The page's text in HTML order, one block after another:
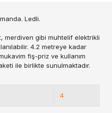
Ledli.
merdiven gibi muhtelif elektrikli
4.2 metreye kadar
fiş-priz ve kullanım
ile birlikte sunulmaktadır.
4